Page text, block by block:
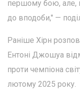
першому бою, але,
до вподоби," —
Раніше Хірн
Ентоні Джошуа
проти чемпіона
лютому 2025 року.